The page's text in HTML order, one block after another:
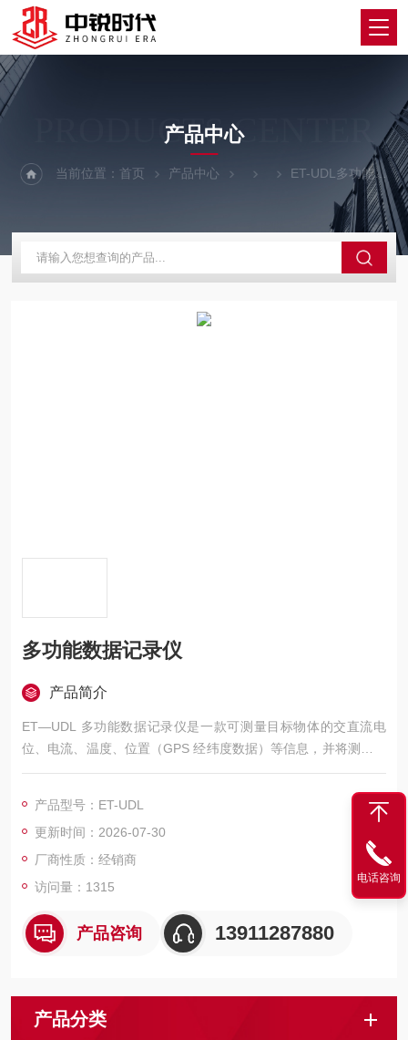
PRODUCTS CENTER
产品中心
当前位置：首页 产品中心 ET-UDL多功能数据记录仪
多功能数据记录仪
产品简介
ET—UDL 多功能数据记录仪是一款可测量目标物体的交直流电
位、电流、温度、位置（GPS 经纬度数据）等信息，并将测量的
各种信息数据自动存储在仪器内，这些数据可以下载到计算机
产品型号：ET-UDL
更新时间：2026-07-30
厂商性质：经销商
访问量：1315
产品咨询 13911287880
产品分类
电话咨询